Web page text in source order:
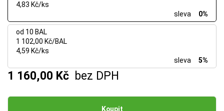
4,83 Kč/ks
sleva
0%
od 10 BAL
1 102,00 Kč/BAL
4,59 Kč/ks
sleva
5%
1 160,00 Kč bez DPH
Koupit